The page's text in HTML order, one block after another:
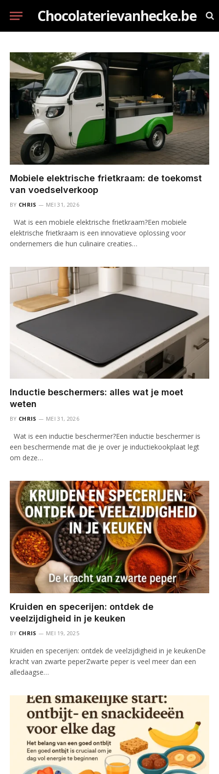
Chocolaterievanhecke.be
Mobiele elektrische frietkraam: de toekomst
van voedselverkoop
BY CHRIS MEI 31, 2026
Wat is een mobiele elektrische frietkraam?Een mobiele
elektrische frietkraam is een innovatieve oplossing voor
ondernemers die hun culinaire creaties…
Inductie beschermers: alles wat je moet
weten
BY CHRIS MEI 31, 2026
Wat is een inductie beschermer?Een inductie beschermer is
een beschermende mat die je over je inductiekookplaat legt
om deze…
Kruiden en specerijen: ontdek de
veelzijdigheid in je keuken
BY CHRIS MEI 19, 2025
Kruiden en specerijen: ontdek de veelzijdigheid in je keukenDe
kracht van zwarte peperZwarte peper is veel meer dan een
alledaagse…